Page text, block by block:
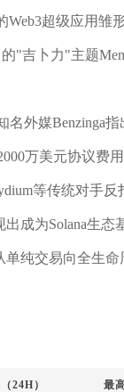
超级应用雏
"吉卜力"主题
名外媒Benzinga
万美元协议费
等传统对手反
成为Solana生态
纯交易向全生
24H） 最